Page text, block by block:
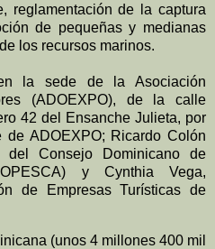
reglamentación de la captura
de pequeñas y medianas
los recursos marinos.
la sede de la Asociación
(ADOEXPO), de la calle
42 del Ensanche Julieta, por
de ADOEXPO; Ricardo Colón
del Consejo Dominicano de
y Cynthia Vega,
de Empresas Turísticas de
(unos 4 millones 400 mil